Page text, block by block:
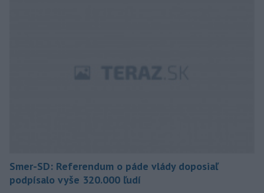
Smer-SD: Referendum o páde vlády doposiaľ
podpísalo vyše 320.000 ľudí